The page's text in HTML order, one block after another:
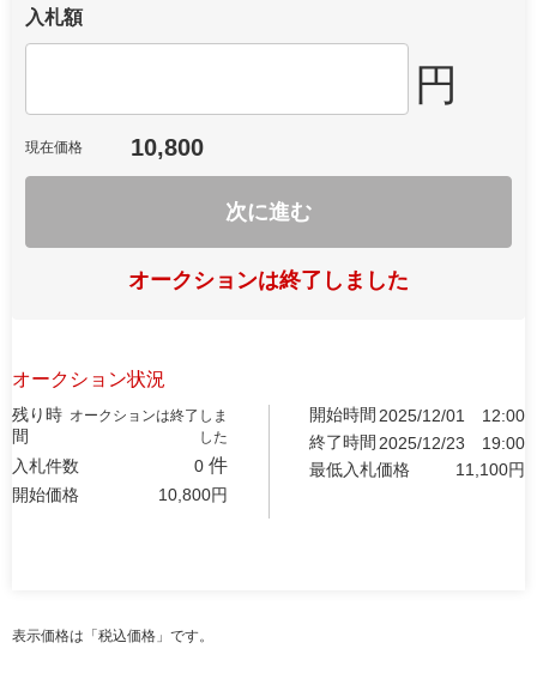
入札額
円
現在価格 10,800
次に進む
オークションは終了しました
オークション状況
残り時
間
オークションは終了しま
した
入札件数 0 件
開始価格 10,800円
開始時間 2025/12/01
12:00
終了時間 2025/12/23
19:00
最低入札価格
11,100円
表示価格は「税込価格」です。